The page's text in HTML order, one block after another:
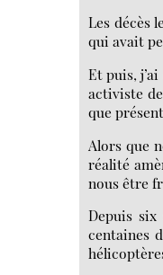
Les décès
qui avait
Et puis,
activiste
que
Alors que
réalité
nous être
Depuis six
centaines